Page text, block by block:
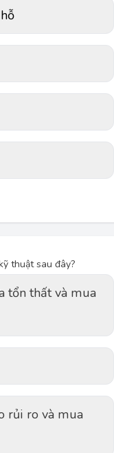
thuật sau đây?
tổn thất và mua
rủi ro và mua